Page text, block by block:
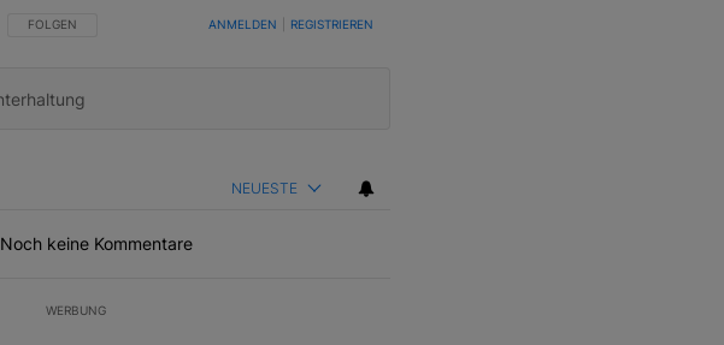
FOLGE DIESER UNTERHALTUNG, UM BENACHRICHTIGT ZU WERDEN, WENN NEUE KOMMENTARE VERÖFFENTLICHT
FOLGEN ANMELDEN REGISTRIEREN
NEUESTE
Noch keine Kommentare
WERBUNG